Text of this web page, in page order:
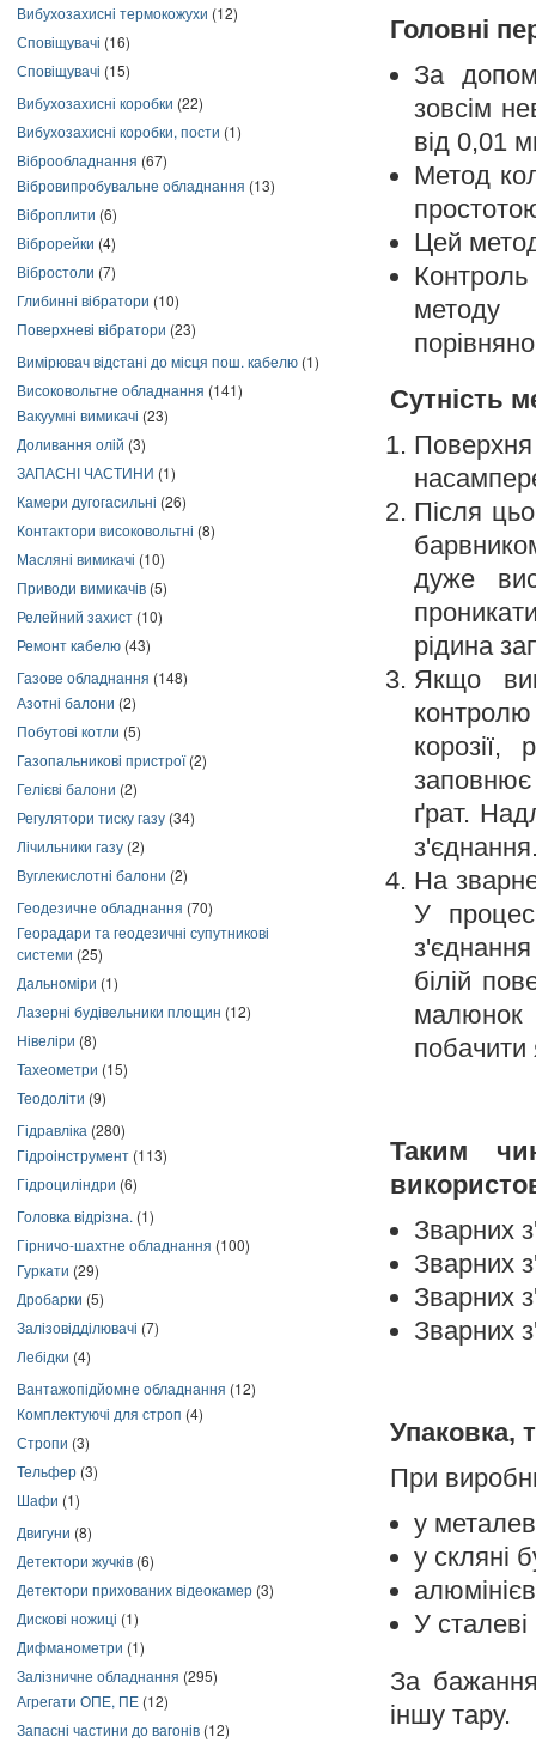
Вибухозахисні термокожухи (12)
Сповіщувачі (16)
Сповіщувачі (15)
Вибухозахисні коробки (22)
Вибухозахисні коробки, пости (1)
Віброобладнання (67)
Вібровипробувальне обладнання (13)
Віброплити (6)
Віброрейки (4)
Вібростоли (7)
Глибинні вібратори (10)
Поверхневі вібратори (23)
Вимірювач відстані до місця пош. кабелю (1)
Високовольтне обладнання (141)
Вакуумні вимикачі (23)
Доливання олій (3)
ЗАПАСНІ ЧАСТИНИ (1)
Камери дугогасильні (26)
Контактори високовольтні (8)
Масляні вимикачі (10)
Приводи вимикачів (5)
Релейний захист (10)
Ремонт кабелю (43)
Газове обладнання (148)
Азотні балони (2)
Побутові котли (5)
Газопальникові пристрої(2)
Гелієві балони (2)
Регулятори тиску газу (34)
Лічильники газу (2)
Вуглекислотні балони (2)
Геодезичне обладнання (70)
Георадари та геодезичні супутникові
системи (25)
Дальноміри (1)
Лазерні будівельники площин (12)
Нівеліри (8)
Тахеометри (15)
Теодоліти (9)
Гідравліка (280)
Гідроінструмент (113)
Гідроциліндри (6)
Головка відрізна. (1)
Гірничо-шахтне обладнання (100)
Гуркати (29)
Дробарки (5)
Залізовідділювачі (7)
Лебідки (4)
Вантажопідйомне обладнання (12)
Комплектуючі для строп (4)
Стропи (3)
Тельфер (3)
Шафи (1)
Двигуни (8)
Детектори жучків (6)
Детектори прихованих відеокамер (3)
Дискові ножиці (1)
Дифманометри (1)
Залізничне обладнання (295)
Агрегати ОПЕ, ПЕ (12)
Запасні частини до вагонів (12)
Головні
За
зовсім
від 0,01
Метод
Цей
методу
Сутність
Після
дуже
рідина
Якщо
ґрат.
На
У
білій
побачити
Таким
Зварних
Зварних
Зварних
Зварних
Упаковка,
При
у
у скляні
У
За
іншу тару.